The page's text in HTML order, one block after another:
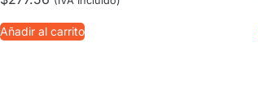
Añadir al carrito